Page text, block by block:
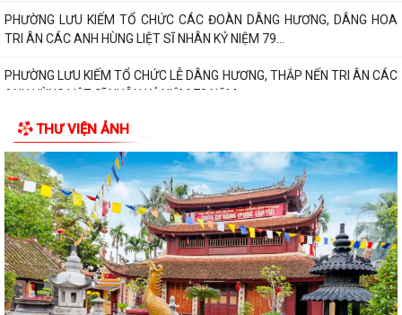
PHƯỜNG LƯU KIẾM TỔ CHỨC CÁC ĐOÀN DÂNG HƯƠNG, DÂNG HOA
TRI ÂN CÁC ANH HÙNG LIỆT SĨ NHÂN KỶ NIỆM 79...
PHƯỜNG LƯU KIẾM TỔ CHỨC LỄ DÂNG HƯƠNG, THẮP NẾN TRI ÂN CÁC
ANH HÙNG LIỆT SĨ NHÂN KỶ NIỆM 79 NĂM...
QUY ĐỊNH SỐ 208-QĐ/TW VỀ THI HÀNH ĐIỀU LỆ ĐẢNG
Báo Đại biểu nhân dân đưa tin: Phường Lưu Kiếm triển khai “Kỳ họp số”
nâng cao hiệu quả hoạt động...
UBND phường Lưu Kiếm ban hành Kế hoạch Triển khai các hoạt động
thông tin, truyền thông y tế trên...
UBND phường Lưu Kiếm thông báo Về việc niêm yết công khai kết quả
kiểm tra hồ sơ đăng ký, cấp Giấy...
THƯ VIỆN ẢNH